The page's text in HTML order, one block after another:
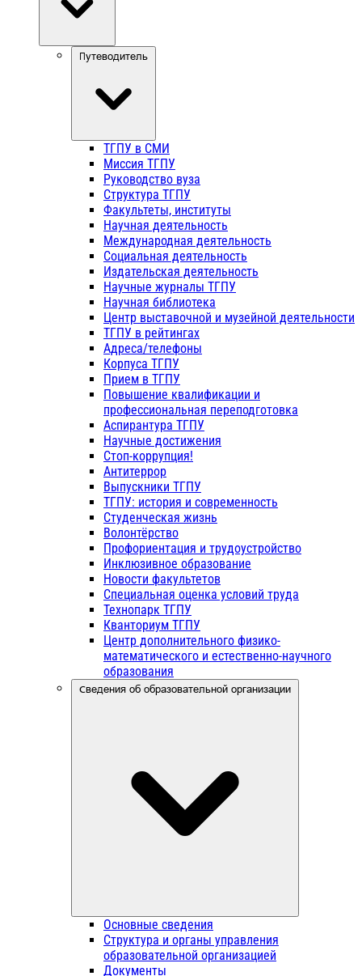
Путеводитель
ТГПУ в СМИ
Миссия ТГПУ
Руководство вуза
Структура ТГПУ
Факультеты, институты
Научная деятельность
Международная деятельность
Социальная деятельность
Издательская деятельность
Научные журналы ТГПУ
Научная библиотека
Центр выставочной и музейной деятельности
ТГПУ в рейтингах
Адреса/телефоны
Корпуса ТГПУ
Прием в ТГПУ
Повышение квалификации и
профессиональная переподготовка
Аспирантура ТГПУ
Научные достижения
Стоп-коррупция!
Антитеррор
Выпускники ТГПУ
ТГПУ: история и современность
Студенческая жизнь
Волонтёрство
Профориентация и трудоустройство
Инклюзивное образование
Новости факультетов
Специальная оценка условий труда
Технопарк ТГПУ
Кванториум ТГПУ
Центр дополнительного физико-
математического и естественно-научного
образования
Сведения об образовательной организации
Основные сведения
Структура и органы управления
образовательной организацией
Документы